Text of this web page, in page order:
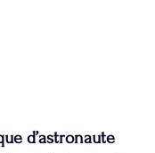
d’astronaute